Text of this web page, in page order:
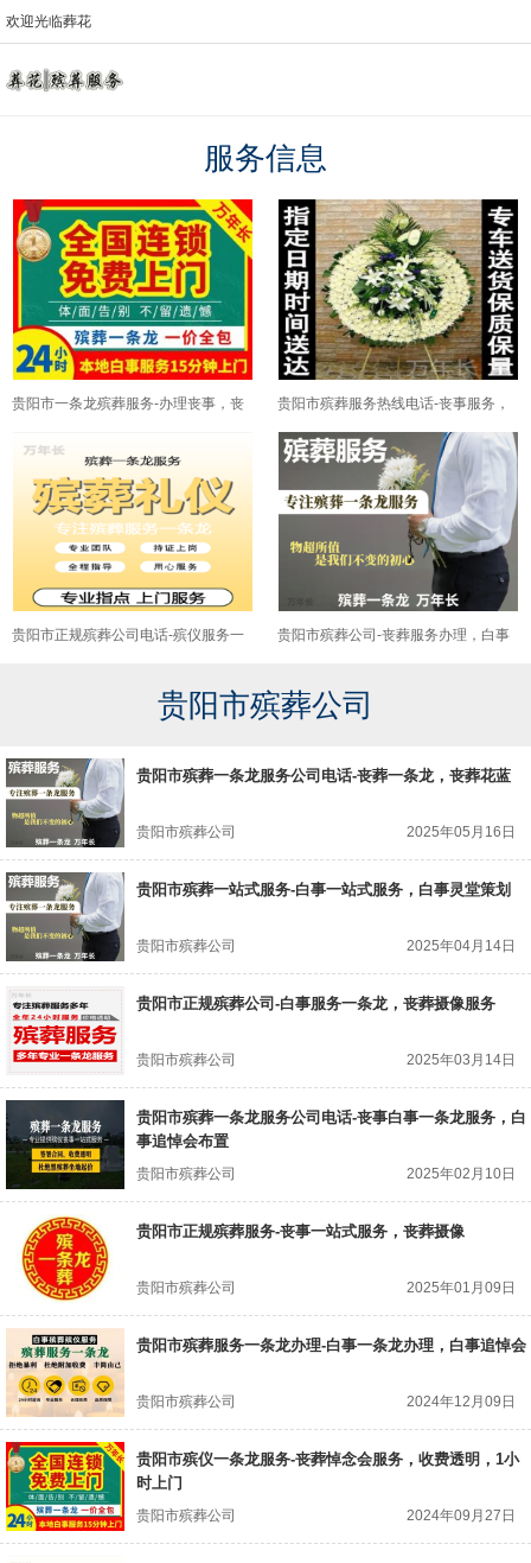
欢迎光临葬花
服务信息
贵阳市一条龙殡葬服务-办理丧事，丧
贵阳市殡葬服务热线电话-丧事服务，
出租冰棺
贵阳市正规殡葬公司电话-殡仪服务一
贵阳市殡葬公司-丧葬服务办理，白事
贵阳市殡葬公司
贵阳市殡葬一条龙服务公司电话-丧葬一条龙，丧葬花蓝
贵阳市殡葬公司 2025年05月16日
贵阳市殡葬一站式服务-白事一站式服务，白事灵堂策划
贵阳市殡葬公司 2025年04月14日
贵阳市正规殡葬公司-白事服务一条龙，丧葬摄像服务
贵阳市殡葬公司 2025年03月14日
贵阳市殡葬一条龙服务公司电话-丧事白事一条龙服务，白
事追悼会布置
贵阳市殡葬公司 2025年02月10日
贵阳市正规殡葬服务-丧事一站式服务，丧葬摄像
贵阳市殡葬公司 2025年01月09日
贵阳市殡葬服务一条龙办理-白事一条龙办理，白事追悼会
贵阳市殡葬公司 2024年12月09日
贵阳市殡仪一条龙服务-丧葬悼念会服务，收费透明，1小
时上门
贵阳市殡葬公司 2024年09月27日